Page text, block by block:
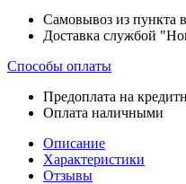
Самовывоз из пункта
Доставка службой
Способы оплаты
Предоплата на
Оплата наличными
Описание
Характеристики
Отзывы